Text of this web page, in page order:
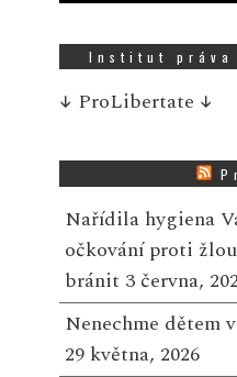
Institut práva
↓ ProLibertate ↓
Nařídila hygiena
očkování proti
bránit 3 června,
Nenechme dětem
29 května, 2026